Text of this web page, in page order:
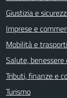
Giustizia e
Imprese e
Mobilità e trasporti
Salute,
Tributi, finanze e
Turismo